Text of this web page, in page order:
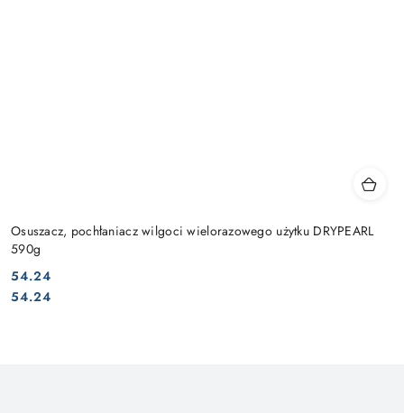
Osuszacz, pochłaniacz wilgoci wielorazowego użytku DRYPEARL
590g
Cena:
54.24
Cena:
54.24